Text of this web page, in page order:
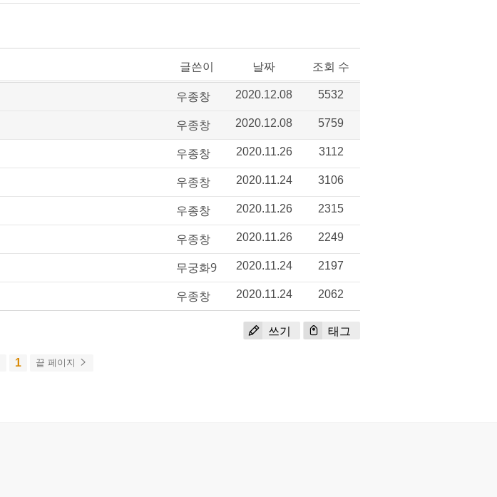
글쓴이 날짜
조회 수
우종창 2020.12.08 5532
우종창 2020.12.08 5759
우종창 2020.11.26 3112
우종창 2020.11.24 3106
우종창 2020.11.26 2315
우종창 2020.11.26 2249
무궁화9 2020.11.24 2197
우종창 2020.11.24 2062
쓰기 태그
1 끝 페이지